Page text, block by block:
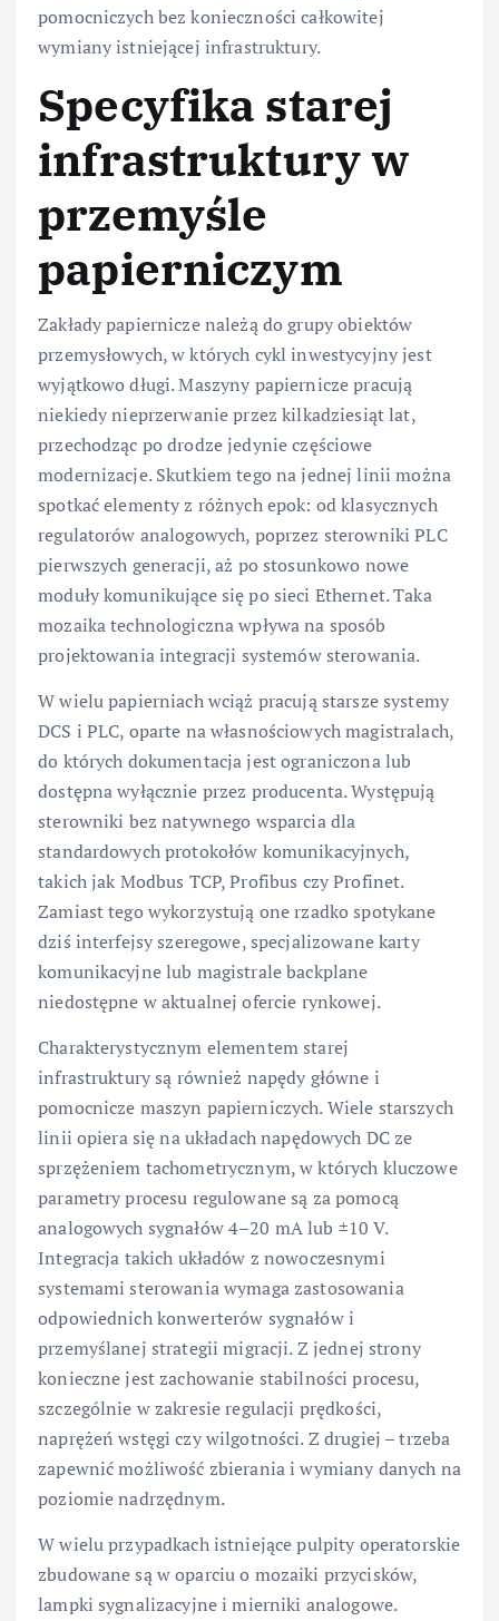
pomocniczych bez konieczności całkowitej
wymiany istniejącej infrastruktury.
Specyfika starej
infrastruktury w
przemyśle
papierniczym
Zakłady papiernicze należą do grupy obiektów
przemysłowych, w których cykl inwestycyjny jest
wyjątkowo długi. Maszyny papiernicze pracują
niekiedy nieprzerwanie przez kilkadziesiąt lat,
przechodząc po drodze jedynie częściowe
modernizacje. Skutkiem tego na jednej linii można
spotkać elementy z różnych epok: od klasycznych
regulatorów analogowych, poprzez sterowniki PLC
pierwszych generacji, aż po stosunkowo nowe
moduły komunikujące się po sieci Ethernet. Taka
mozaika technologiczna wpływa na sposób
projektowania integracji systemów sterowania.
W wielu papierniach wciąż pracują starsze systemy
DCS i PLC, oparte na własnościowych magistralach,
do których dokumentacja jest ograniczona lub
dostępna wyłącznie przez producenta. Występują
sterowniki bez natywnego wsparcia dla
standardowych protokołów komunikacyjnych,
takich jak Modbus TCP, Profibus czy Profinet.
Zamiast tego wykorzystują one rzadko spotykane
dziś interfejsy szeregowe, specjalizowane karty
komunikacyjne lub magistrale backplane
niedostępne w aktualnej ofercie rynkowej.
Charakterystycznym elementem starej
infrastruktury są również napędy główne i
pomocnicze maszyn papierniczych. Wiele starszych
linii opiera się na układach napędowych DC ze
sprzężeniem tachometrycznym, w których kluczowe
parametry procesu regulowane są za pomocą
analogowych sygnałów 4–20 mA lub ±10 V.
Integracja takich układów z nowoczesnymi
systemami sterowania wymaga zastosowania
odpowiednich konwerterów sygnałów i
przemyślanej strategii migracji. Z jednej strony
konieczne jest zachowanie stabilności procesu,
szczególnie w zakresie regulacji prędkości,
naprężeń wstęgi czy wilgotności. Z drugiej – trzeba
zapewnić możliwość zbierania i wymiany danych na
poziomie nadrzędnym.
W wielu przypadkach istniejące pulpity operatorskie
zbudowane są w oparciu o mozaiki przycisków,
lampki sygnalizacyjne i mierniki analogowe.